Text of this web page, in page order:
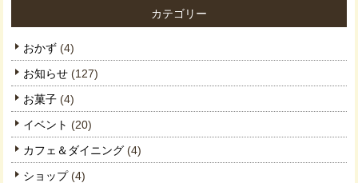
カテゴリー
おかず (4)
お知らせ (127)
お菓子 (4)
イベント (20)
カフェ＆ダイニング (4)
ショップ(4)